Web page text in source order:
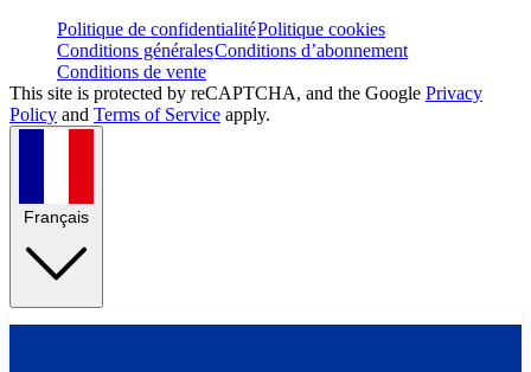
Politique de confidentialitéPolitique cookies
Conditions généralesConditions d’abonnement
Conditions de vente
This site is protected by reCAPTCHA, and the Google Privacy
Policy and Terms of Service apply.
Français